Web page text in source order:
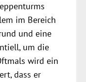
im Bereich
und eine
um die
wird ein
dass er